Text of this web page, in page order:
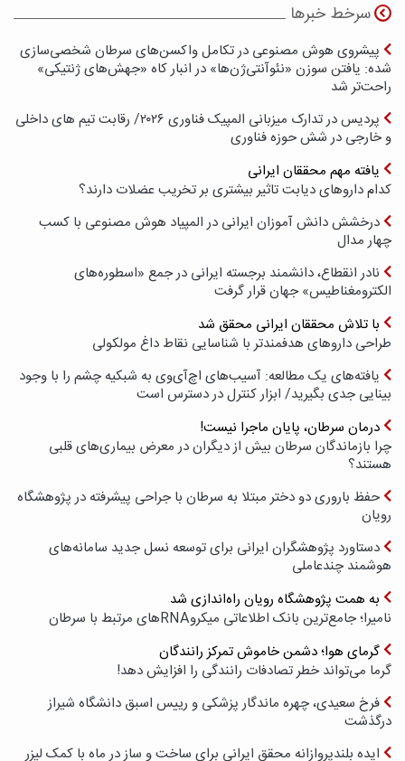
سرخط خبرها
پیشروی هوش مصنوعی در تکامل واکسن‌های سرطان شخصی‌سازی
شده: یافتن سوزن «نئوآنتی‌ژن‌ها» در انبار کاه «جهش‌های ژنتیکی»
راحت‌تر شد
پردیس در تدارک میزبانی المپیک فناوری ۲۰۲۶/ رقابت تیم های داخلی
و خارجی در شش حوزه فناوری
یافته مهم محققان ایرانی
کدام داروهای دیابت تاثیر بیشتری بر تخریب عضلات دارند؟
درخشش دانش آموزان ایرانی در المپیاد هوش مصنوعی با کسب
چهار مدال
نادر انقطاع، دانشمند برجسته ایرانی در جمع «اسطوره‌های
الکترومغناطیس» جهان قرار گرفت
با تلاش محققان ایرانی محقق شد
طراحی داروهای هدفمندتر با شناسایی نقاط داغ مولکولی
یافته‌های یک مطالعه: آسیب‌های اچ‌آی‌وی به شبکیه چشم را با وجود
بینایی جدی بگیرید/ ابزار کنترل در دسترس است
درمان سرطان، پایان ماجرا نیست!
چرا بازماندگان سرطان بیش از دیگران در معرض بیماری‌های قلبی
هستند؟
حفظ باروری دو دختر مبتلا به سرطان با جراحی پیشرفته در پژوهشگاه
رویان
دستاورد پژوهشگران ایرانی برای توسعه نسل جدید سامانه‌های
هوشمند چندعاملی
به همت پژوهشگاه رویان راه‌اندازی شد
نامیرا؛ جامع‌ترین بانک اطلاعاتی میکروRNAهای مرتبط با سرطان
گرمای هوا؛ دشمن خاموش تمرکز رانندگان
گرما می‌تواند خطر تصادفات رانندگی را افزایش دهد!
فرخ سعیدی، چهره ماندگار پزشکی و رییس اسبق دانشگاه شیراز
درگذشت
ایده بلندپروازانه محقق ایرانی برای ساخت و ساز در ماه با کمک لیزر